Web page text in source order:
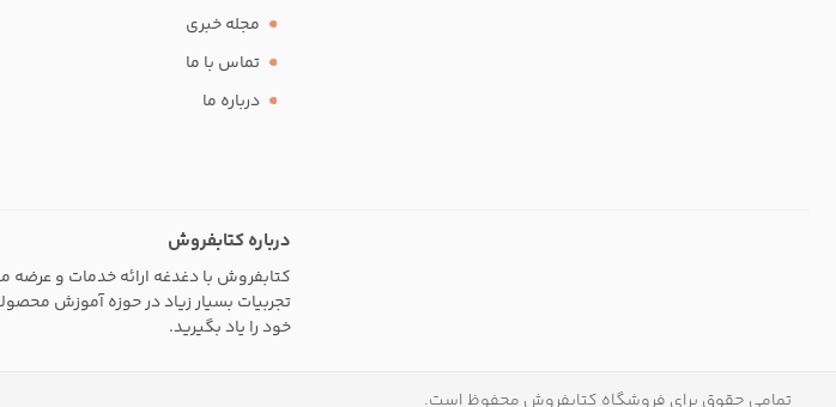
مجله خبری
تماس با ما
درباره ما
درباره کتابفروش
کتابفروش با دغدغه ارائه خدمات و عرضه
تجربیات بسیار زیاد در حوزه آموزش
خود را یاد بگیرید.
تمامی حقوق برای فروشگاه کتابفروش محفوظ است.